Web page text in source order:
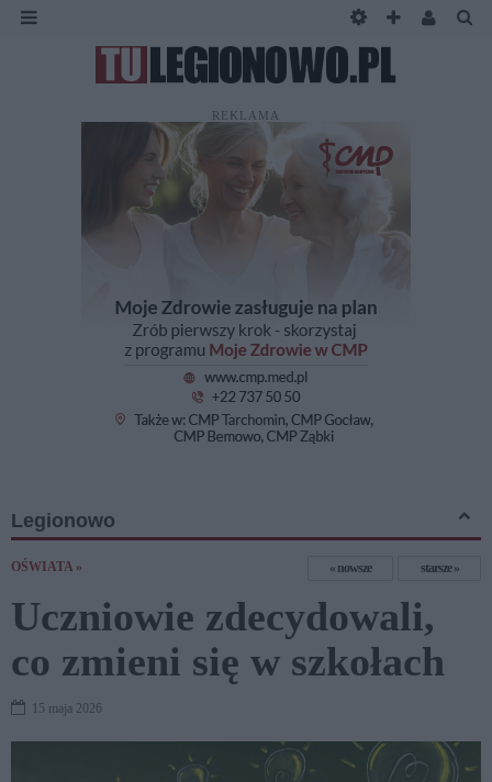
REKLAMA
Legionowo
OŚWIATA » nowsze starsze
Uczniowie zdecydowali,
co zmieni się w szkołach
15 maja 2026